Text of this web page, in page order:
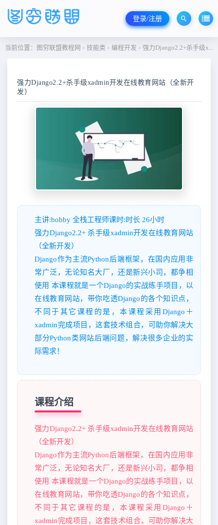
登录/注册
当前位置： 图穷联盟教程网 > 技能类 > 编程开发 > 强力Django2.2+杀手级xadmin开发在线教育网站（全新开发）
强力Django2.2+杀手级xadmin开发在线教育网站（全新开
发）
主讲:bobby 全栈工程师课时:时长 26小时
强力Django2.2+ 杀手级xadmin开发在线教育网站
（全新开发）
Django作为主流Python后端框架，在国内应用非
常广泛，无论知名大厂，还是新兴小司，都争相
使用 本课程就是一个Django的实战练手项目，以
在线教育网站，带你吃透Django的各个知识点，
不同于其它课程的是，本课程采用Django＋
xadmin完成项目，这套技术组合，可助你解决大
部分Python类网站后端问题，解决很多企业的实
际需求！
课程介绍
强力Django2.2+ 杀手级xadmin开发在线教育网站
（全新开发）
Django作为主流Python后端框架，在国内应用非
常广泛，无论知名大厂，还是新兴小司，都争相
使用 本课程就是一个Django的实战练手项目，以
在线教育网站，带你吃透Django的各个知识点，
不同于其它课程的是，本课程采用Django＋
xadmin完成项目，这套技术组合，可助你解决大